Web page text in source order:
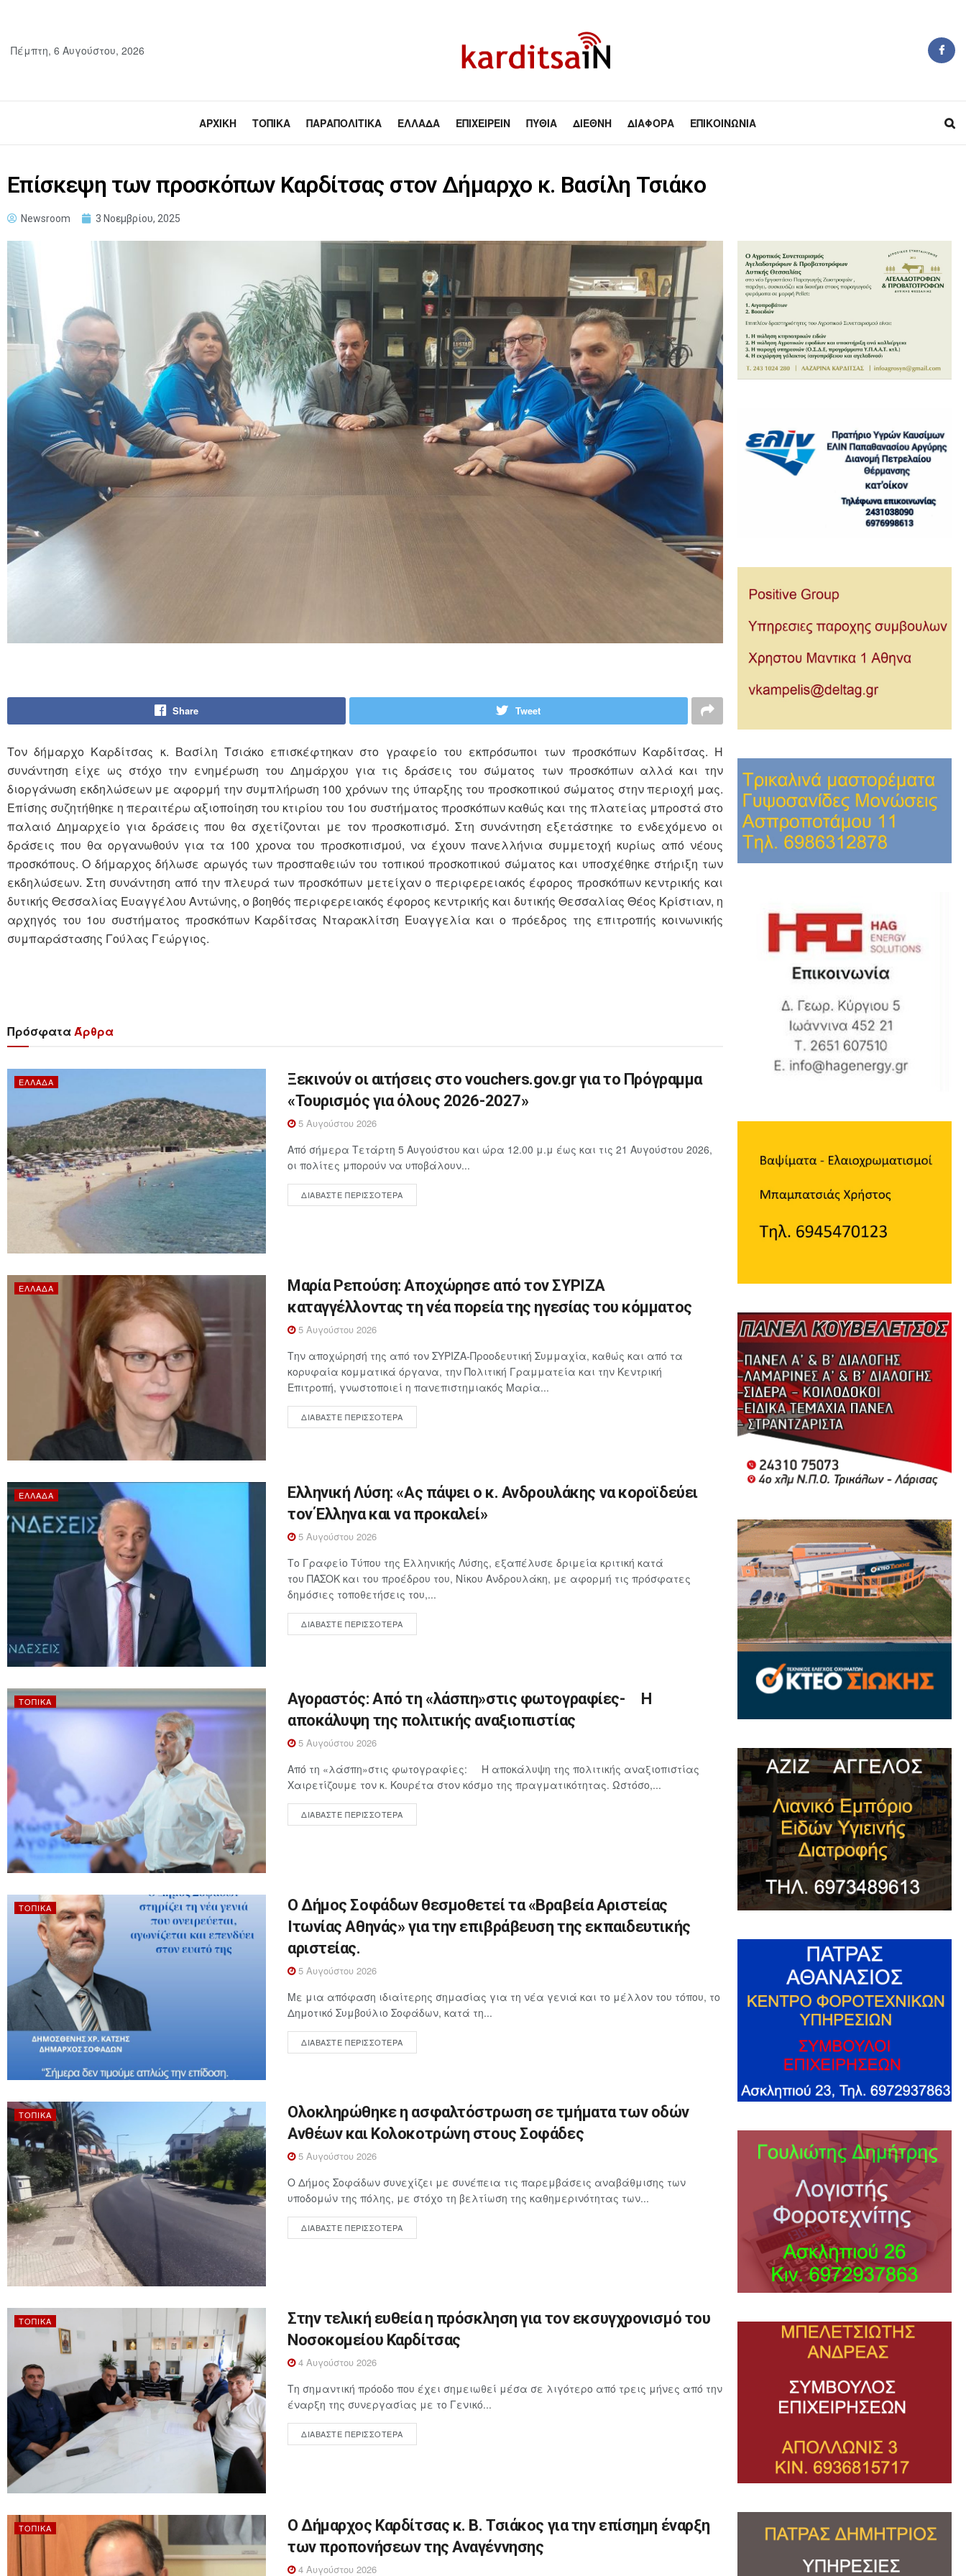
Πέμπτη, 6 Αυγούστου, 2026
ΑΡΧΙΚΉ ΤΟΠΙΚΆ ΠΑΡΑΠΟΛΙΤΙΚΆ ΕΛΛΆΔΑ ΕΠΙΧΕΙΡΕΊΝ ΠΥΘΊΑ ΔΙΕΘΝΉ ΔΙΆΦΟΡΑ ΕΠΙΚΟΙΝΩΝΊΑ
Επίσκεψη των προσκόπων Καρδίτσας στον Δήμαρχο κ. Βασίλη Τσιάκο
Newsroom 3 Νοεμβρίου, 2025
Share Tweet
Τον δήμαρχο Καρδίτσας κ. Βασίλη Τσιάκο επισκέφτηκαν στο γραφείο του εκπρόσωποι των προσκόπων Καρδίτσας. Η
συνάντηση είχε ως στόχο την ενημέρωση του Δημάρχου για τις δράσεις του σώματος των προσκόπων αλλά και την
διοργάνωση εκδηλώσεων με αφορμή την συμπλήρωση 100 χρόνων της ύπαρξης του προσκοπικού σώματος στην περιοχή μας.
Επίσης συζητήθηκε η περαιτέρω αξιοποίηση του κτιρίου του 1ου συστήματος προσκόπων καθώς και της πλατείας μπροστά στο
παλαιό Δημαρχείο για δράσεις που θα σχετίζονται με τον προσκοπισμό. Στη συνάντηση εξετάστηκε το ενδεχόμενο οι
δράσεις που θα οργανωθούν για τα 100 χρονα του προσκοπισμού, να έχουν πανελλήνια συμμετοχή κυρίως από νέους
προσκόπους. Ο δήμαρχος δήλωσε αρωγός των προσπαθειών του τοπικού προσκοπικού σώματος και υποσχέθηκε στήριξη των
εκδηλώσεων. Στη συνάντηση από την πλευρά των προσκόπων μετείχαν ο περιφερειακός έφορος προσκόπων κεντρικής και
δυτικής Θεσσαλίας Ευαγγέλου Αντώνης, ο βοηθός περιφερειακός έφορος κεντρικής και δυτικής Θεσσαλίας Θέος Κρίστιαν, η
αρχηγός του 1ου συστήματος προσκόπων Καρδίτσας Νταρακλίτση Ευαγγελία και ο πρόεδρος της επιτροπής κοινωνικής
συμπαράστασης Γούλας Γεώργιος.
ΠρόσφαταΆρθρα
ΕΛΛΆΔΑ
Ξεκινούν οι αιτήσεις στο vouchers.gov.gr για το Πρόγραμμα
«Τουρισμός για όλους 2026-2027»
5 Αυγούστου 2026
Από σήμερα Τετάρτη 5 Αυγούστου και ώρα 12.00 μ.μ έως και τις 21 Αυγούστου 2026,
οι πολίτες μπορούν να υποβάλουν...
ΔΙΑΒΆΣΤΕ ΠΕΡΙΣΣΌΤΕΡΑ
ΕΛΛΆΔΑ
Μαρία Ρεπούση: Αποχώρησε από τον ΣΥΡΙΖΑ
καταγγέλλοντας τη νέα πορεία της ηγεσίας του κόμματος
5 Αυγούστου 2026
Την αποχώρησή της από τον ΣΥΡΙΖΑ-Προοδευτική Συμμαχία, καθώς και από τα
κορυφαία κομματικά όργανα, την Πολιτική Γραμματεία και την Κεντρική
Επιτροπή, γνωστοποιεί η πανεπιστημιακός Μαρία...
ΔΙΑΒΆΣΤΕ ΠΕΡΙΣΣΌΤΕΡΑ
ΕΛΛΆΔΑ
Ελληνική Λύση: «Ας πάψει ο κ. Ανδρουλάκης να κοροϊδεύει
τον Έλληνα και να προκαλεί»
5 Αυγούστου 2026
Το Γραφείο Τύπου της Ελληνικής Λύσης, εξαπέλυσε δριμεία κριτική κατά
του ΠΑΣΟΚ και του προέδρου του, Νίκου Ανδρουλάκη, με αφορμή τις πρόσφατες
δημόσιες τοποθετήσεις του,...
ΔΙΑΒΆΣΤΕ ΠΕΡΙΣΣΌΤΕΡΑ
ΤΟΠΙΚΆ
Αγοραστός: Από τη «λάσπη»στις φωτογραφίες- Η
αποκάλυψη της πολιτικής αναξιοπιστίας
5 Αυγούστου 2026
Από τη «λάσπη»στις φωτογραφίες: Η αποκάλυψη της πολιτικής αναξιοπιστίας
Χαιρετίζουμε τον κ. Κουρέτα στον κόσμο της πραγματικότητας. Ωστόσο,...
ΔΙΑΒΆΣΤΕ ΠΕΡΙΣΣΌΤΕΡΑ
ΤΟΠΙΚΆ
Ο Δήμος Σοφάδων θεσμοθετεί τα «Βραβεία Αριστείας
Ιτωνίας Αθηνάς» για την επιβράβευση της εκπαιδευτικής
αριστείας.
5 Αυγούστου 2026
Με μια απόφαση ιδιαίτερης σημασίας για τη νέα γενιά και το μέλλον του τόπου, το
Δημοτικό Συμβούλιο Σοφάδων, κατά τη...
ΔΙΑΒΆΣΤΕ ΠΕΡΙΣΣΌΤΕΡΑ
ΤΟΠΙΚΆ
Ολοκληρώθηκε η ασφαλτόστρωση σε τμήματα των οδών
Ανθέων και Κολοκοτρώνη στους Σοφάδες
5 Αυγούστου 2026
Ο Δήμος Σοφάδων συνεχίζει με συνέπεια τις παρεμβάσεις αναβάθμισης των
υποδομών της πόλης, με στόχο τη βελτίωση της καθημερινότητας των...
ΔΙΑΒΆΣΤΕ ΠΕΡΙΣΣΌΤΕΡΑ
ΤΟΠΙΚΆ
Στην τελική ευθεία η πρόσκληση για τον εκσυγχρονισμό του
Νοσοκομείου Καρδίτσας
4 Αυγούστου 2026
Τη σημαντική πρόοδο που έχει σημειωθεί μέσα σε λιγότερο από τρεις μήνες από την
έναρξη της συνεργασίας με το Γενικό...
ΔΙΑΒΆΣΤΕ ΠΕΡΙΣΣΌΤΕΡΑ
ΤΟΠΙΚΆ
Ο Δήμαρχος Καρδίτσας κ. Β. Τσιάκος για την επίσημη έναρξη
των προπονήσεων της Αναγέννησης
4 Αυγούστου 2026